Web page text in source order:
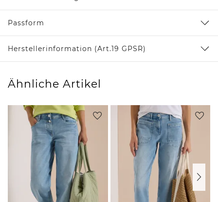
Passform
Herstellerinformation (Art.19 GPSR)
Ähnliche Artikel